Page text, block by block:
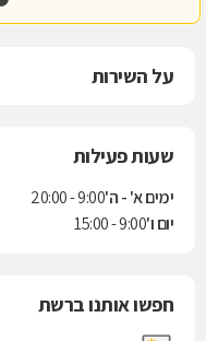
על השירות
שעות פעילות
ימים א' - ה'9:00 - 20:00
יום ו'9:00 - 15:00
חפשו אותנו ברשת